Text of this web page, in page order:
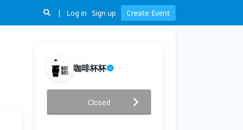
Log in Sign up Create Event
咖啡杯杯
動喜劇 (round 7)
2020.04.08 (Wed) 20:00 - 21:30
Closed